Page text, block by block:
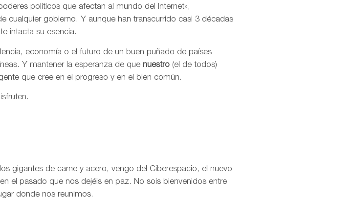
políticos que afectan al mundo del Internet»,
cualquier gobierno. Y aunque han transcurrido casi 3 décadas
intacta su esencia.
economía o el futuro de un buen puñado de países
Y mantener la esperanza de que nuestro (el de todos)
que cree en el progreso y en el bien común.
gigantes de carne y acero, vengo del Ciberespacio, el nuevo
el pasado que nos dejéis en paz. No sois bienvenidos entre
donde nos reunimos.